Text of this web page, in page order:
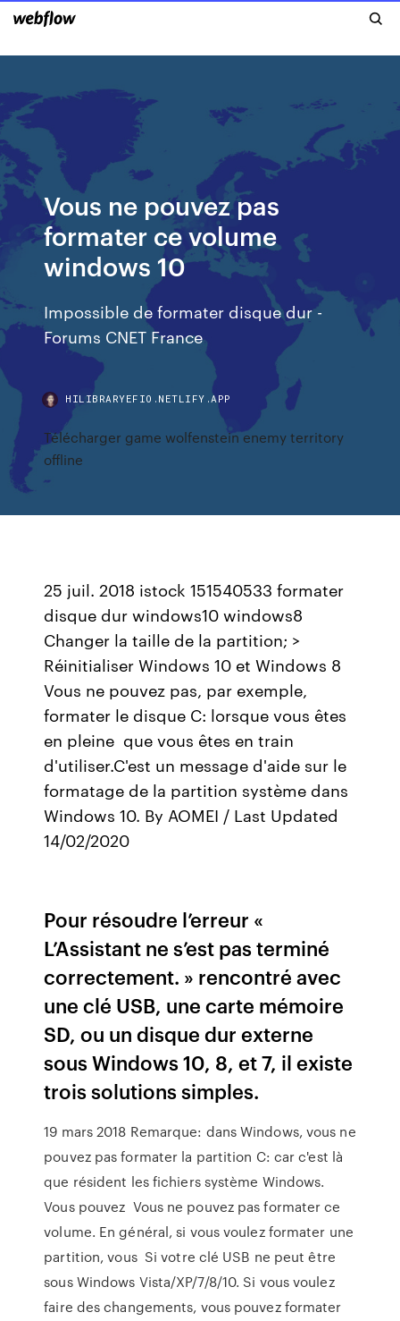
Vous ne pouvez pas
formater ce volume
windows 10
Impossible de formater disque dur -
Forums CNET France
HILIBRARYEFIO.NETLIFY.APP
Télécharger game wolfenstein enemy territory
offline
25 juil. 2018 istock 151540533 formater
disque dur windows10 windows8
Changer la taille de la partition; >
Réinitialiser Windows 10 et Windows 8
Vous ne pouvez pas, par exemple,
formater le disque C: lorsque vous êtes
en pleine que vous êtes en train
d'utiliser.C'est un message d'aide sur le
formatage de la partition système dans
Windows 10. By AOMEI / Last Updated
14/02/2020
Pour résoudre l’erreur «
L’Assistant ne s’est pas terminé
correctement. » rencontré avec
une clé USB, une carte mémoire
SD, ou un disque dur externe
sous Windows 10, 8, et 7, il existe
trois solutions simples.
19 mars 2018 Remarque: dans Windows, vous ne
pouvez pas formater la partition C: car c'est là
que résident les fichiers système Windows.
Vous pouvez Vous ne pouvez pas formater ce
volume. En général, si vous voulez formater une
partition, vous Si votre clé USB ne peut être
sous Windows Vista/XP/7/8/10. Si vous voulez
faire des changements, vous pouvez formater